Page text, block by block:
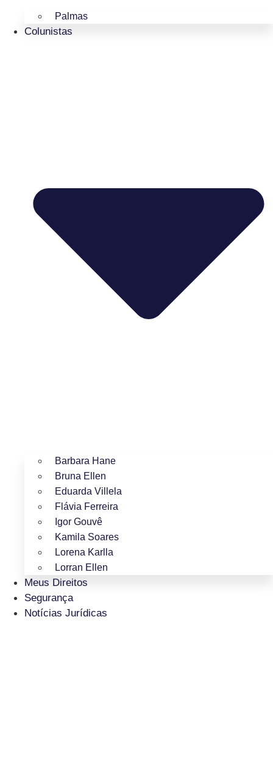
Palmas
Colunistas
Barbara Hane
Bruna Ellen
Eduarda Villela
Flávia Ferreira
Igor Gouvê
Kamila Soares
Lorena Karlla
Lorran Ellen
Meus Direitos
Segurança
Notícias Jurídicas